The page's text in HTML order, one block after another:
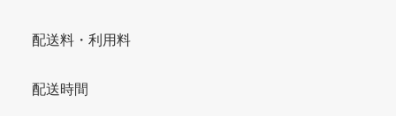
配送料・利用料
配送時間